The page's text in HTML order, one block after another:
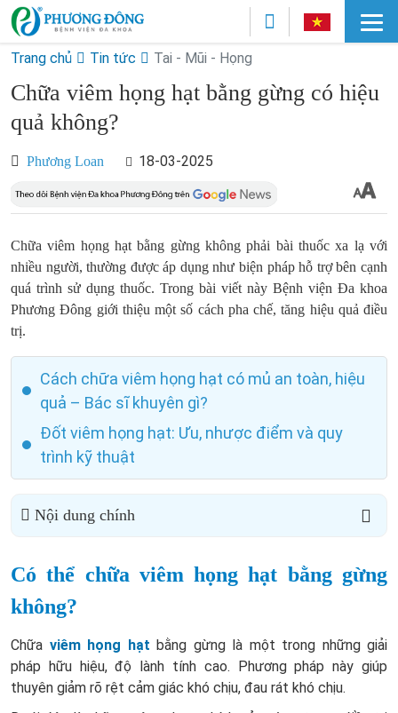
Trang chủ Tin tức Tai - Mũi - Họng
Chữa viêm họng hạt bằng gừng có hiệu
quả không?
Phương Loan 18-03-2025
Chữa viêm họng hạt bằng gừng không phải bài thuốc xa lạ với
nhiều người, thường được áp dụng như biện pháp hỗ trợ bên cạnh
quá trình sử dụng thuốc. Trong bài viết này Bệnh viện Đa khoa
Phương Đông giới thiệu một số cách pha chế, tăng hiệu quả điều
trị.
Cách chữa viêm họng hạt có mủ an toàn, hiệu
quả – Bác sĩ khuyên gì?
Đốt viêm họng hạt: Ưu, nhược điểm và quy
trình kỹ thuật
Nội dung chính
Có thể chữa viêm họng hạt bằng gừng
không?
Chữa viêm họng hạt bằng gừng là một trong những giải
pháp hữu hiệu, độ lành tính cao. Phương pháp này giúp
thuyên giảm rõ rệt cảm giác khó chịu, đau rát khó chịu.